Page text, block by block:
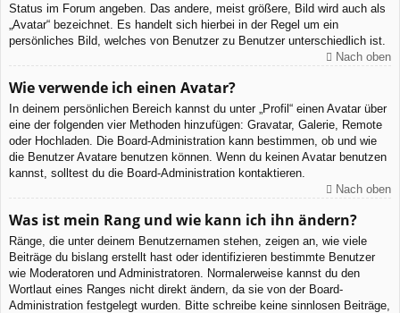
Status im Forum angeben. Das andere, meist größere, Bild wird auch als
„Avatar“ bezeichnet. Es handelt sich hierbei in der Regel um ein
persönliches Bild, welches von Benutzer zu Benutzer unterschiedlich ist.
Nach oben
Wie verwende ich einen Avatar?
In deinem persönlichen Bereich kannst du unter „Profil“ einen Avatar über
eine der folgenden vier Methoden hinzufügen: Gravatar, Galerie, Remote
oder Hochladen. Die Board-Administration kann bestimmen, ob und wie
die Benutzer Avatare benutzen können. Wenn du keinen Avatar benutzen
kannst, solltest du die Board-Administration kontaktieren.
Nach oben
Was ist mein Rang und wie kann ich ihn ändern?
Ränge, die unter deinem Benutzernamen stehen, zeigen an, wie viele
Beiträge du bislang erstellt hast oder identifizieren bestimmte Benutzer
wie Moderatoren und Administratoren. Normalerweise kannst du den
Wortlaut eines Ranges nicht direkt ändern, da sie von der Board-
Administration festgelegt wurden. Bitte schreibe keine sinnlosen Beiträge,